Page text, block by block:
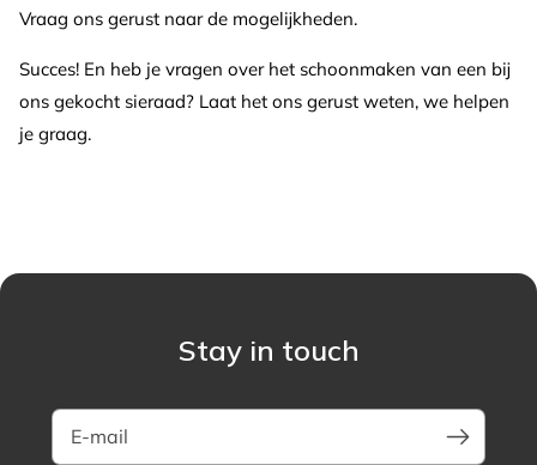
Vraag ons gerust naar de mogelijkheden.
Succes! En heb je vragen over het schoonmaken van een bij
ons gekocht sieraad? Laat het ons gerust weten, we helpen
je graag.
Stay in touch
E-mail